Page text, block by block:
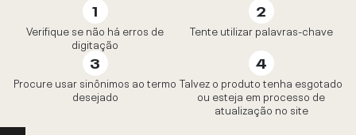
Verifique se não há erros de
digitação
Tente utilizar palavras-chave
Procure usar sinônimos ao termo
desejado
Talvez o produto tenha esgotado
ou esteja em processo de
atualização no site